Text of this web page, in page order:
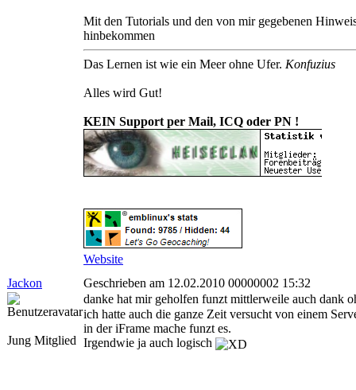
Mit den Tutorials und den von mir gegebenen
hinbekommen
Das Lernen ist wie ein Meer ohne Ufer. Konfuzius
Alles wird Gut!
KEIN Support per Mail, ICQ oder PN !
Website
Jackon
Geschrieben am 12.02.2010 00000002 15:32
Jung Mitglied
danke hat mir geholfen funzt mittlerweile auch dank
ich hatte auch die ganze Zeit versucht von einem
in der iFrame mache funzt es.
Irgendwie ja auch logisch